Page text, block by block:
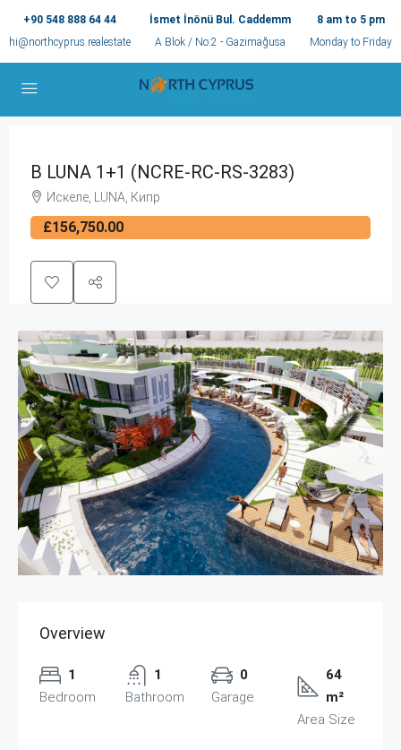
+90 548 888 64 44
hi@northcyprus.realestate
İsmet İnönü Bul. Caddemm
A Blok / No:2 - Gazimağusa
8 am to 5 pm
Monday to Friday
В LUNA 1+1 (NCRE-RC-RS-3283)
Искеле, LUNA, Кипр
£156,750.00
Overview
1
Bedroom
1
Bathroom
0
Garage
64
m²
Area Size